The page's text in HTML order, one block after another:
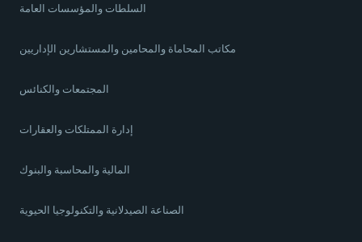
السلطات والمؤسسات العامة
مكاتب المحاماة والمحامين والمستشارين الإداريين
المجتمعات والكنائس
إدارة الممتلكات والعقارات
المالية والمحاسبة والبنوك
الصناعة الصيدلانية والتكنولوجيا الحيوية